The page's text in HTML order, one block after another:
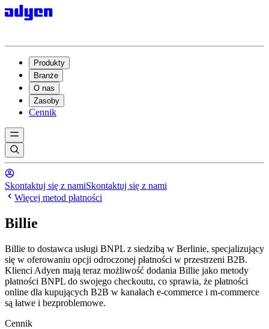
Produkty
Branże
O nas
Zasoby
Cennik
Skontaktuj się z namiSkontaktuj się z nami
Więcej metod płatności
Billie
Billie to dostawca usługi BNPL z siedzibą w Berlinie, specjalizujący
się w oferowaniu opcji odroczonej płatności w przestrzeni B2B.
Klienci Adyen mają teraz możliwość dodania Billie jako metody
płatności BNPL do swojego checkoutu, co sprawia, że płatności
online dla kupujących B2B w kanałach e-commerce i m-commerce
są łatwe i bezproblemowe.
Cennik